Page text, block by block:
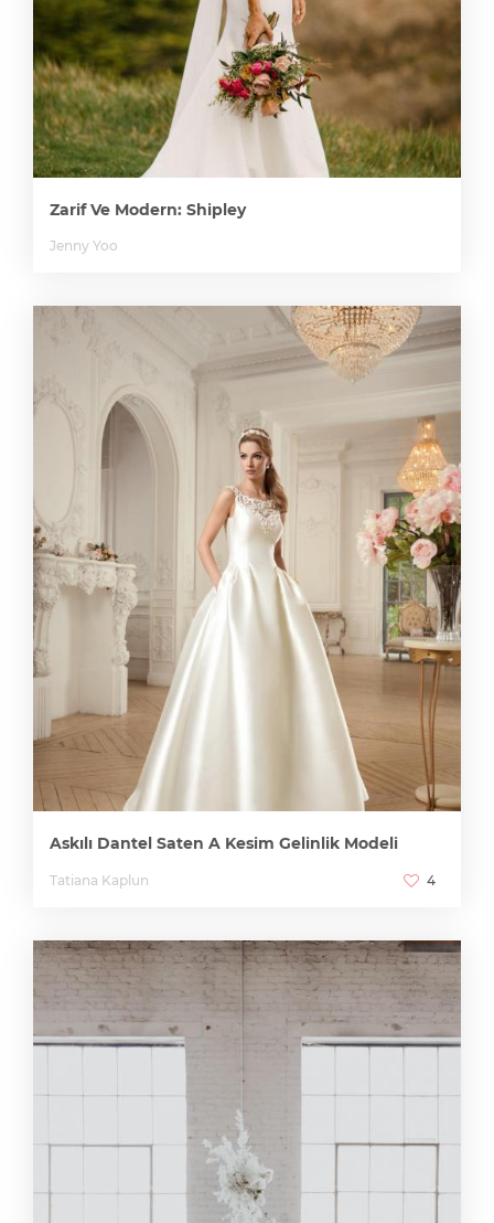
Zarif Ve Modern: Shipley
Jenny Yoo
Askılı Dantel Saten A Kesim Gelinlik Modeli
Tatiana Kaplun 4